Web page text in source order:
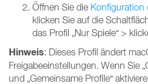
Öffnen Sie die Konfiguration
klicken Sie auf die
das Profil „Nur Spiele“ >
Hinweis: Dieses Profil ändert
Freigabeeinstellungen. Wenn Sie
und „Gemeinsame Profile“